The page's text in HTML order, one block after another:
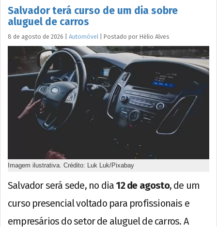
Salvador terá curso de um dia sobre
aluguel de carros
8 de agosto de 2026 Automóvel Postado por Hélio Alves
Imagem ilustrativa. Crédito: Luk Luk/Pixabay
Salvador será sede, no dia 12 de agosto, de um
curso presencial voltado para profissionais e
empresários do setor de aluguel de carros. A